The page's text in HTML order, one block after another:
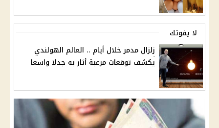
لا يفوتك
زلزال مدمر خلال أيام .. العالم الهولندي
يكشف توقعات مرعبة أثار به جدلا واسعا